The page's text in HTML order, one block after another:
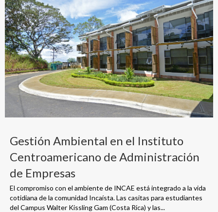
Gestión Ambiental en el Instituto
Centroamericano de Administración
de Empresas
El compromiso con el ambiente de INCAE está integrado a la vida
cotidiana de la comunidad Incaísta. Las casitas para estudiantes
del Campus Walter Kissling Gam (Costa Rica) y las...